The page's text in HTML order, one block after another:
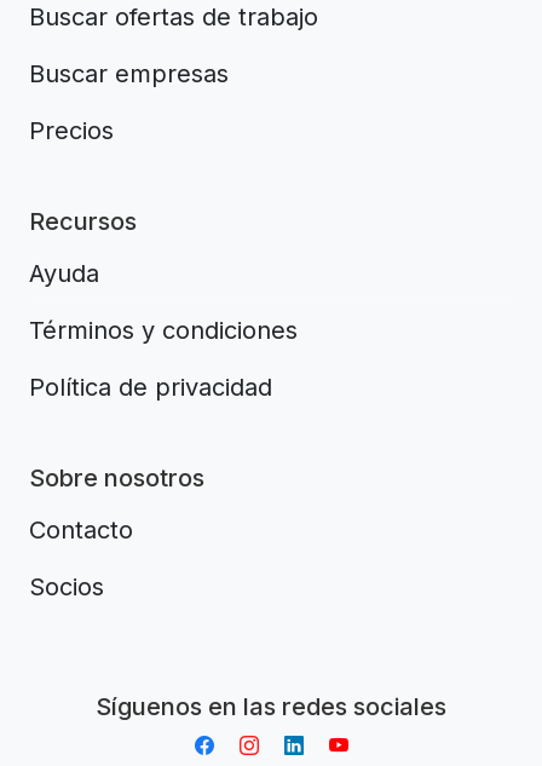
Buscar ofertas de trabajo
Buscar empresas
Precios
Recursos
Ayuda
Términos y condiciones
Política de privacidad
Sobre nosotros
Contacto
Socios
Síguenos en las redes sociales